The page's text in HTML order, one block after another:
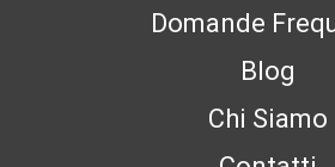
Domande
Blog
Chi Siamo